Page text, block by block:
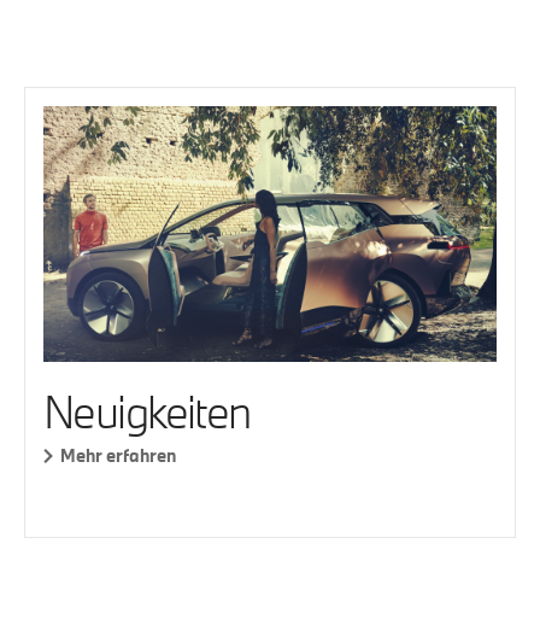
Neuigkeiten
Mehr erfahren